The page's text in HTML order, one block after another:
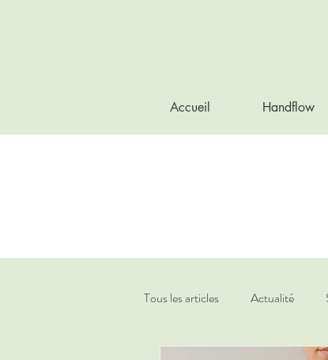
Accueil Handflow
Tous les articles Actualité